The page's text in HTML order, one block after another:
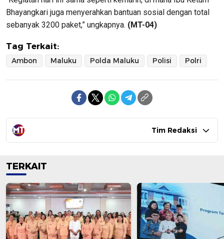
Bhayangkari juga menyerahkan bantuan sosial dengan total
sebanyak 3200 paket,” ungkapnya. (MT-04)
Tag Terkait:
Ambon Maluku Polda Maluku Polisi Polri
Tim Redaksi
TERKAIT